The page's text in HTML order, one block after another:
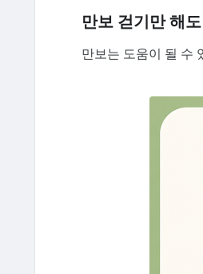
만보 걷기만 해
만보는 도움이 될 수